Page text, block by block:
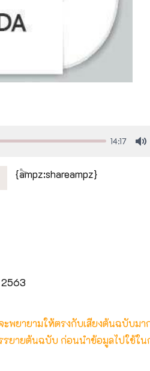
14:17
{ampz:shareampz}
ะพยายามให้ตรงกับเสียงต้นฉบับม
รยายต้นฉบับ ก่อนนำข้อมูลไปใช้ใน